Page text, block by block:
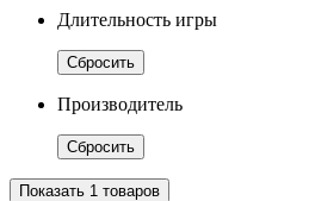
Длительность игры
Сбросить
Производитель
Сбросить
Показать 1 товаров